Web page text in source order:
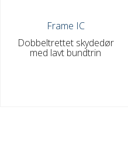
Frame IC
Dobbeltrettet skydedør
med lavt bundtrin